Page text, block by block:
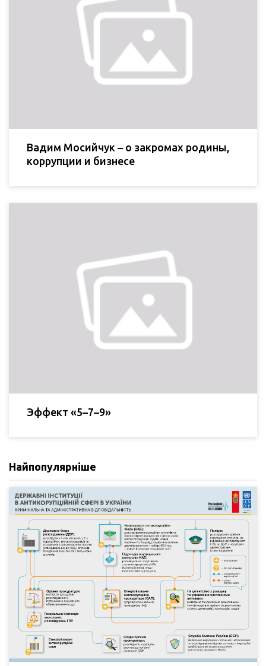
Вадим Мосийчук – о закромах родины,
коррупции и бизнесе
Эффект «5–7–9»
Найпопулярніше